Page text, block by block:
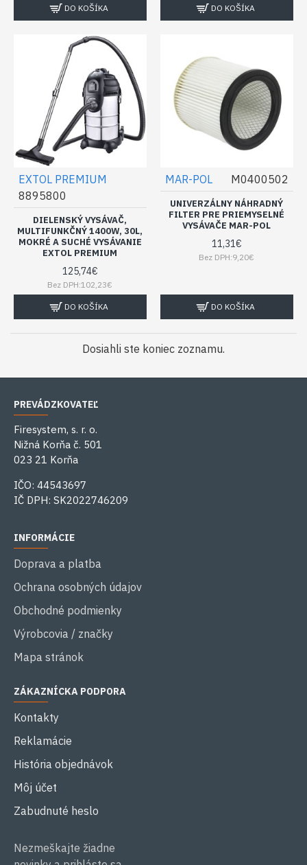
DO KOŠÍKA DO KOŠÍKA
EXTOL PREMIUM
8895800
DIELENSKÝ VYSÁVAČ,
MULTIFUNKČNÝ 1400W, 30L,
MOKRÉ A SUCHÉ VYSÁVANIE
EXTOL PREMIUM
125,74€
Bez DPH:102,23€
DO KOŠÍKA
MAR-POL M0400502
UNIVERZÁLNY NÁHRADNÝ
FILTER PRE PRIEMYSELNÉ
VYSÁVAČE MAR-POL
11,31€
Bez DPH:9,20€
DO KOŠÍKA
Dosiahli ste koniec zoznamu.
PREVÁDZKOVATEĽ
Firesystem, s. r. o.
Nižná Korňa č. 501
023 21 Korňa
IČO: 44543697
IČ DPH: SK2022746209
INFORMÁCIE
Doprava a platba
Ochrana osobných údajov
Obchodné podmienky
Výrobcovia / značky
Mapa stránok
ZÁKAZNÍCKA PODPORA
Kontakty
Reklamácie
História objednávok
Môj účet
Zabudnuté heslo
Nezmeškajte žiadne